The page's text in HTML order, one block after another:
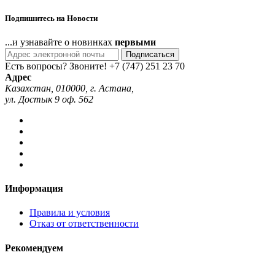
Подпишитесь на Новости
...и узнавайте о новинках первыми
Подписаться
Есть вопросы? Звоните! +7 (747) 251 23 70
Адрес
Казахстан, 010000, г. Астана,
ул. Достык 9 оф. 562
Информация
Правила и условия
Отказ от ответственности
Рекомендуем